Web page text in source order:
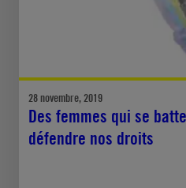
28 novembre, 2019
Des femmes qui se
défendre nos droits